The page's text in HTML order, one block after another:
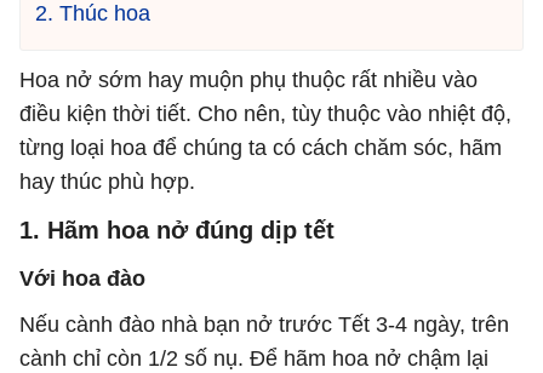
2. Thúc hoa
Hoa nở sớm hay muộn phụ thuộc rất nhiều vào
điều kiện thời tiết. Cho nên, tùy thuộc vào nhiệt độ,
từng loại hoa để chúng ta có cách chăm sóc, hãm
hay thúc phù hợp.
1. Hãm hoa nở đúng dịp tết
Với hoa đào
Nếu cành đào nhà bạn nở trước Tết 3-4 ngày, trên
cành chỉ còn 1/2 số nụ. Để hãm hoa nở chậm lại